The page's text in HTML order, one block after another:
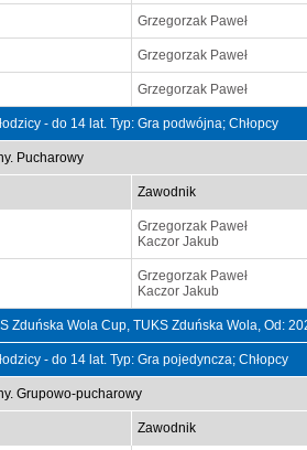
Grzegorzak Paweł
Grzegorzak Paweł
Grzegorzak Paweł
- do 14 lat. Typ: Gra podwójna; Chłopcy
Pucharowy
Zawodnik
Grzegorzak Paweł
Kaczor Jakub
Grzegorzak Paweł
Kaczor Jakub
Zduńska Wola Cup, TUKS Zduńska Wola, Od:
- do 14 lat. Typ: Gra pojedyncza; Chłopcy
Grupowo-pucharowy
Zawodnik